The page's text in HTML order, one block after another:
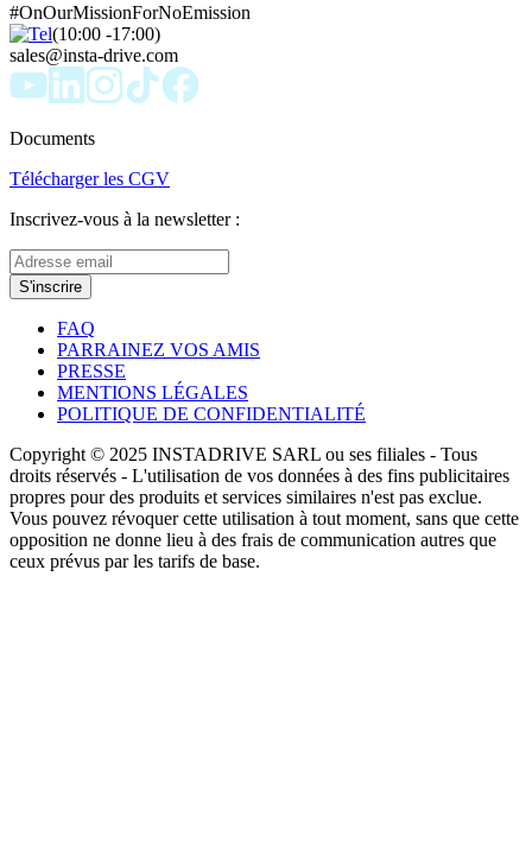
#OnOurMissionForNoEmission
(10:00 -17:00)
sales@insta-drive.com
Documents
Télécharger les CGV
Inscrivez-vous à la newsletter :
S'inscrire
FAQ
PARRAINEZ VOS AMIS
PRESSE
MENTIONS LÉGALES
POLITIQUE DE CONFIDENTIALITÉ
Copyright © 2025 INSTADRIVE SARL ou ses filiales - Tous
droits réservés - L'utilisation de vos données à des fins publicitaires
propres pour des produits et services similaires n'est pas exclue.
Vous pouvez révoquer cette utilisation à tout moment, sans que cette
opposition ne donne lieu à des frais de communication autres que
ceux prévus par les tarifs de base.